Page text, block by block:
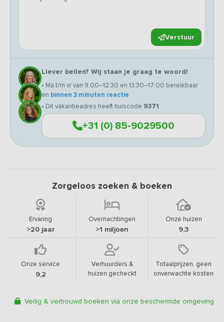
Verstuur
Liever bellen? Wij staan je graag te woord!
• Ma t/m vr van 9:00–12:30 en 13:30–17:00 bereikbaar
en binnen 3 minuten reactie
• Dit vakantieadres heeft huiscode 9371
+31 (0) 85-9029500
Zorgeloos zoeken & boeken
Ervaring
>20 jaar
Overnachtingen
>1 miljoen
Onze huizen
9,3
Onze service
9,2
Verhuurders &
huizen gecheckt
Totaalprijzen, geen
onverwachte kosten
Veilig & vertrouwd boeken via onze beschermde omgeving